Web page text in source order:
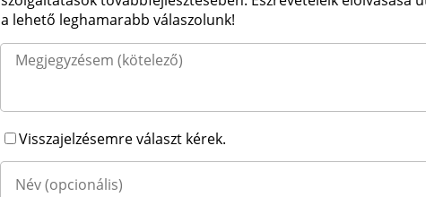
a lehető leghamarabb válaszolunk!
Visszajelzésemre választ kérek.